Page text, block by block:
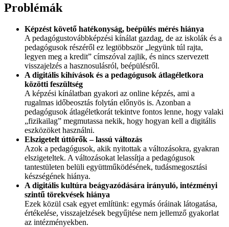
Problémák
Képzést követő hatékonyság, beépülés mérés hiánya
A pedagógustovábbképzési kínálat gazdag, de az iskolák és a
pedagógusok részéről ez legtöbbször „legyünk túl rajta,
legyen meg a kredit” címszóval zajlik, és nincs szervezett
visszajelzés a hasznosulásról, beépülésről.
A digitális kihívások és a pedagógusok átlagéletkora
közötti feszültség
A képzési kínálatban gyakori az online képzés, ami a
rugalmas időbeosztás folytán előnyös is. Azonban a
pedagógusok átlagéletkorát tekintve fontos lenne, hogy valaki
„fizikailag” megmutassa nekik, hogy hogyan kell a digitális
eszközöket használni.
Elszigetelt úttörők – lassú változás
Azok a pedagógusok, akik nyitottak a változásokra, gyakran
elszigeteltek. A változásokat lelassítja a pedagógusok
tantestületen belüli együttműködésének, tudásmegosztási
készségének hiánya.
A digitális kultúra beágyazódására irányuló, intézményi
szintű törekvések hiánya
Ezek közül csak egyet említünk: egymás óráinak látogatása,
értékelése, visszajelzések begyűjtése nem jellemző gyakorlat
az intézményekben.